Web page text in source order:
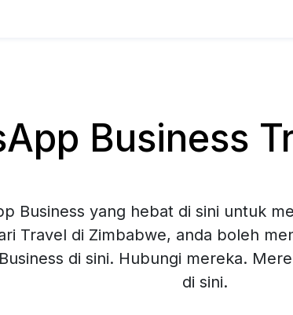
Business
Business yang hebat di sini untuk
Travel di Zimbabwe, anda boleh
di sini. Hubungi mereka.
di sini.